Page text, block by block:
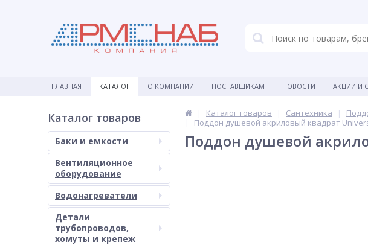
ГЛАВНАЯ КАТАЛОГ О КОМПАНИИ ПОСТАВЩИКАМ НОВОСТИ АКЦИИ И
Каталог товаров
Баки и емкости
Вентиляционное
оборудование
Водонагреватели
Детали
трубопроводов,
хомуты и крепеж
Каталог товаров Сантехника
Поддон душевой акриловый квадрат
Поддон душевой